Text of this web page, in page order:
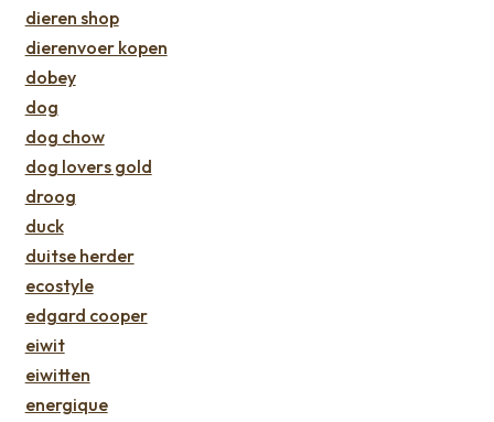
dieren shop
dierenvoer kopen
dobey
dog
dog chow
dog lovers gold
droog
duck
duitse herder
ecostyle
edgard cooper
eiwit
eiwitten
energique